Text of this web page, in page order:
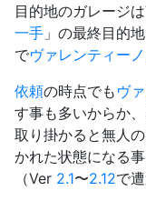
目的地のガレージ
一手 」の最終目的
でヴァレンティー
依頼の時点でも ヴ
す事も多いからか
取り掛かると無人
かれた状態になる
（Ver 2.1〜2.12で遭